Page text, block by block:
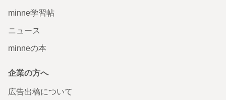
minne学習帖
ニュース
minneの本
企業の方へ
広告出稿について